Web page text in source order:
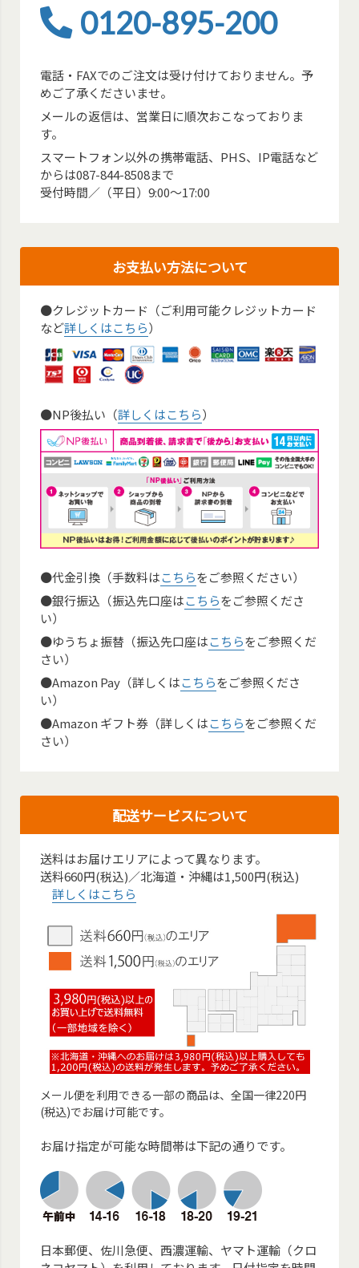
0120-895-200
電話・FAXでのご注文は受け付けておりません。予
めご了承くださいませ。
メールの返信は、営業日に順次おこなっておりま
す。
スマートフォン以外の携帯電話、PHS、IP電話など
からは087-844-8508まで
受付時間／（平日）9:00～17:00
お支払い方法について
●クレジットカード（ご利用可能クレジットカード
など詳しくはこちら）
●NP後払い（詳しくはこちら）
●代金引換（手数料はこちらをご参照ください）
●銀行振込（振込先口座はこちらをご参照くださ
い）
●ゆうちょ振替（振込先口座はこちらをご参照くだ
さい）
●Amazon Pay（詳しくはこちらをご参照くださ
い）
●Amazon ギフト券（詳しくはこちらをご参照くだ
さい）
配送サービスについて
送料はお届けエリアによって異なります。
送料660円(税込)／北海道・沖縄は1,500円(税込)
詳しくはこちら
メール便を利用できる一部の商品は、全国一律220円
(税込)でお届け可能です。
お届け指定が可能な時間帯は下記の通りです。
日本郵便、佐川急便、西濃運輸、ヤマト運輸（クロ